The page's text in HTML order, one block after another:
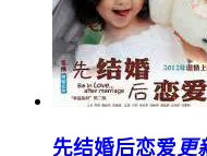
先结婚后恋爱更